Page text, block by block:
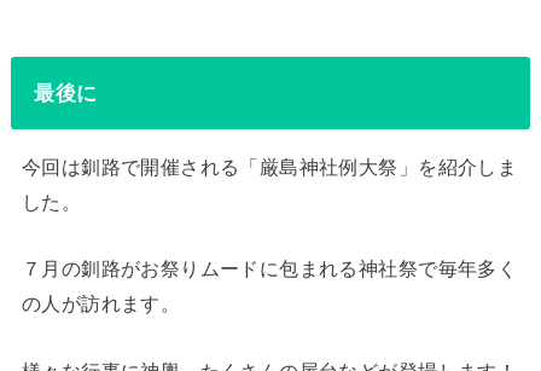
最後に
今回は釧路で開催される「厳島神社例大祭」を紹介しま
した。
７月の釧路がお祭りムードに包まれる神社祭で毎年多く
の人が訪れます。